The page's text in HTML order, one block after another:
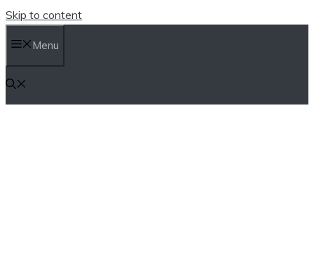
Skip to content
Menu